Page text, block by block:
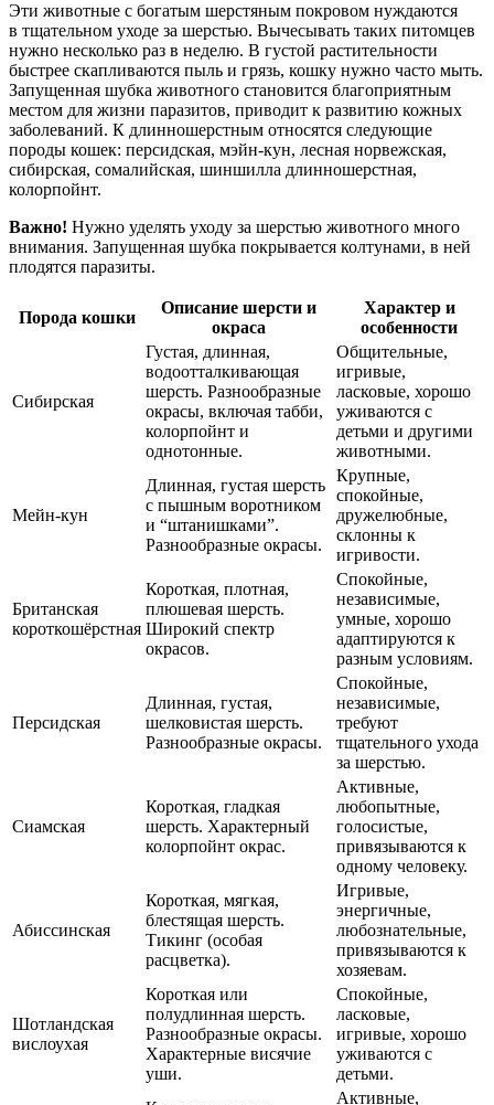
Эти животные с богатым шерстяным покровом нуждаются
в тщательном уходе за шерстью. Вычесывать таких питомцев
нужно несколько раз в неделю. В густой растительности
быстрее скапливаются пыль и грязь, кошку нужно часто мыть.
Запущенная шубка животного становится благоприятным
местом для жизни паразитов, приводит к развитию кожных
заболеваний. К длинношерстным относятся следующие
породы кошек: персидская, мэйн-кун, лесная норвежская,
сибирская, сомалийская, шиншилла длинношерстная,
колорпойнт.
Важно! Нужно уделять уходу за шерстью животного много
внимания. Запущенная шубка покрывается колтунами, в ней
плодятся паразиты.
Порода кошки
Описание шерсти и
окраса
Характер и
особенности
Сибирская
Густая, длинная,
водоотталкивающая
шерсть. Разнообразные
окрасы, включая табби,
колорпойнт и
однотонные.
Общительные,
игривые,
ласковые, хорошо
уживаются с
детьми и другими
животными.
Мейн-кун
Длинная, густая шерсть
с пышным воротником
и “штанишками”.
Разнообразные окрасы.
Крупные,
спокойные,
дружелюбные,
склонны к
игривости.
Британская
короткошёрстная
Короткая, плотная,
плюшевая шерсть.
Широкий спектр
окрасов.
Спокойные,
независимые,
умные, хорошо
адаптируются к
разным условиям.
Персидская
Длинная, густая,
шелковистая шерсть.
Разнообразные окрасы.
Спокойные,
независимые,
требуют
тщательного ухода
за шерстью.
Сиамская
Короткая, гладкая
шерсть. Характерный
колорпойнт окрас.
Активные,
любопытные,
голосистые,
привязываются к
одному человеку.
Абиссинская
Короткая, мягкая,
блестящая шерсть.
Тикинг (особая
расцветка).
Игривые,
энергичные,
любознательные,
привязываются к
хозяевам.
Шотландская
вислоухая
Короткая или
полудлинная шерсть.
Разнообразные окрасы.
Характерные висячие
уши.
Спокойные,
ласковые,
игривые, хорошо
уживаются с
детьми.
Активные,